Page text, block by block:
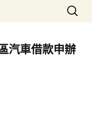
搜
尋
鍵
字:
汽車借款申辦